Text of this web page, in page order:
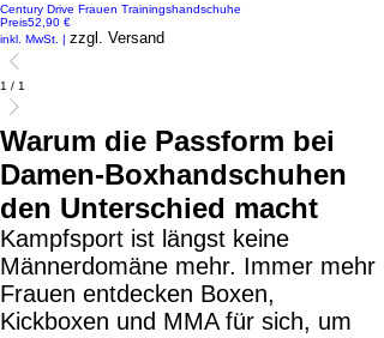
Century Drive Frauen Trainingshandschuhe
Preis52,90 €
inkl. MwSt. | zzgl. Versand
1 / 1
Warum die Passform bei
Damen-Boxhandschuhen
den Unterschied macht
Kampfsport ist längst keine
Männerdomäne mehr. Immer mehr
Frauen entdecken Boxen,
Kickboxen und MMA für sich, um